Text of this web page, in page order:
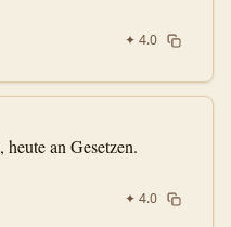
✦ 4.0
an Gesetzen.
✦ 4.0